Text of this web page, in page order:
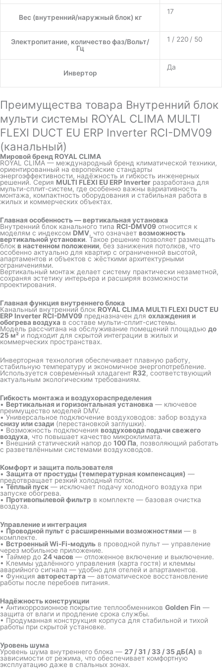
Вес (внутренний/наружный блок) кг
17
Электропитание, количество фаз/Вольт/
Гц
1 / 220 / 50
Инвертор
Да
Преимущества товара Внутренний блок
мульти системы ROYAL CLIMA MULTI
FLEXI DUCT EU ERP Inverter RCI-DMV09
(канальный)
Мировой бренд ROYAL CLIMA
ROYAL CLIMA — международный бренд климатической техники,
ориентированный на европейские стандарты
энергоэффективности, надёжность и гибкость инженерных
решений. Серия MULTI FLEXI EU ERP Inverter разработана для
мульти-сплит-систем, где особенно важны вариативность
монтажа, компактность оборудования и стабильная работа в
жилых и коммерческих объектах.
Главная особенность — вертикальная установка
Внутренний блок канального типа RCI-DMV09 относится к
моделям с индексом DMV, что означает возможность
вертикальной установки. Такое решение позволяет размещать
блок в настенном положении, без занижения потолков, что
особенно актуально для квартир с ограниченной высотой,
апартаментов и объектов с жёсткими архитектурными
ограничениями.
Вертикальный монтаж делает систему практически незаметной,
сохраняя эстетику интерьера и расширяя возможности
проектирования.
Главная функция внутреннего блока
Канальный внутренний блок ROYAL CLIMA MULTI FLEXI DUCT EU
ERP Inverter RCI-DMV09 предназначен для охлаждения и
обогрева воздуха в составе мульти-сплит-системы.
Модель рассчитана на обслуживание помещений площадью до
25 м² и подходит для скрытой интеграции в жилых и
коммерческих пространствах.
Инверторная технология обеспечивает плавную работу,
стабильную температуру и экономичное энергопотребление.
Используется современный хладагент R32, соответствующий
актуальным экологическим требованиям.
Гибкость монтажа и воздухораспределения
• Вертикальная и горизонтальная установка — ключевое
преимущество моделей DMV.
• Универсальное подключение воздуховодов: забор воздуха
снизу или сзади (перестановкой заглушки).
• Возможность подключения воздуховода подачи свежего
воздуха, что повышает качество микроклимата.
• Внешний статический напор до 100 Па, позволяющий работать
с разветвлёнными системами воздуховодов.
Комфорт и защита пользователя
• Защита от простуды (температурная компенсация) —
предотвращает резкий холодный поток.
•Тёплый пуск — исключает подачу холодного воздуха при
запуске обогрева.
• Противопылевой фильтр в комплекте — базовая очистка
воздуха.
Управление и интеграция
• Проводной пульт с расширенными возможностями — в
комплекте.
• Встроенный Wi-Fi-модуль в проводной пульт — управление
через мобильное приложение.
• Таймер до 24 часов — отложенное включение и выключение.
• Клеммы удалённого управления (карта гостя) и клеммы
аварийного сигнала — удобно для отелей и апартаментов.
• Функция авторестарта — автоматическое восстановление
работы после перебоев питания.
Надёжность конструкции
• Антикоррозионное покрытие теплообменников Golden Fin —
защита от влаги и продление срока службы.
• Продуманная конструкция корпуса для стабильной и тихой
работы при скрытой установке.
Уровень шума
Уровень шума внутреннего блока — 27 / 31 / 33 / 35 дБ(A) в
зависимости от режима, что обеспечивает комфортную
эксплуатацию даже в спальных зонах.